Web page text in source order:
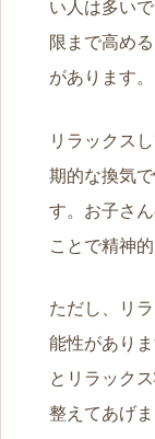
い人は多い
限まで高め
があります。
リラックス
期的な換気
す。お子さ
ことで精神
ただし、リ
能性があり
とリラック
整えてあげま